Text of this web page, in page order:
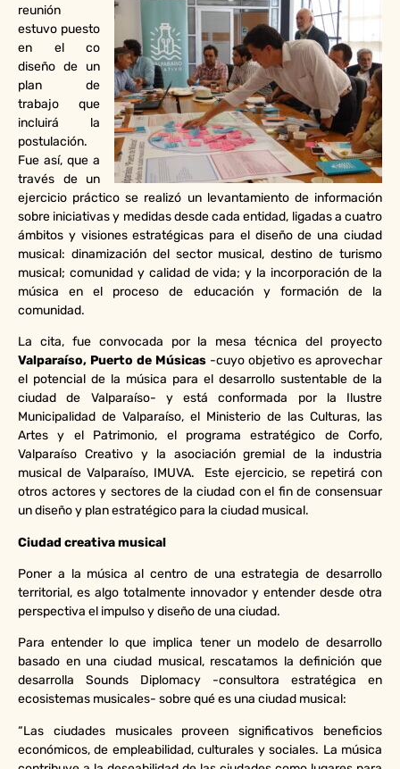
reunión
estuvo puesto
en el co
diseño de un
plan de
trabajo que
incluirá la
postulación.
Fue así, que a
través de un
ejercicio práctico se realizó un levantamiento de información
sobre iniciativas y medidas desde cada entidad, ligadas a cuatro
ámbitos y visiones estratégicas para el diseño de una ciudad
musical: dinamización del sector musical, destino de turismo
musical; comunidad y calidad de vida; y la incorporación de la
música en el proceso de educación y formación de la
comunidad.
La cita, fue convocada por la mesa técnica del proyecto
Valparaíso, Puerto de Músicas -cuyo objetivo es aprovechar
el potencial de la música para el desarrollo sustentable de la
ciudad de Valparaíso- y está conformada por la Ilustre
Municipalidad de Valparaíso, el Ministerio de las Culturas, las
Artes y el Patrimonio, el programa estratégico de Corfo,
Valparaíso Creativo y la asociación gremial de la industria
musical de Valparaíso, IMUVA. Este ejercicio, se repetirá con
otros actores y sectores de la ciudad con el fin de consensuar
un diseño y plan estratégico para la ciudad musical.
Ciudad creativa musical
Poner a la música al centro de una estrategia de desarrollo
territorial, es algo totalmente innovador y entender desde otra
perspectiva el impulso y diseño de una ciudad.
Para entender lo que implica tener un modelo de desarrollo
basado en una ciudad musical, rescatamos la definición que
desarrolla Sounds Diplomacy -consultora estratégica en
ecosistemas musicales- sobre qué es una ciudad musical:
“Las ciudades musicales proveen significativos beneficios
económicos, de empleabilidad, culturales y sociales. La música